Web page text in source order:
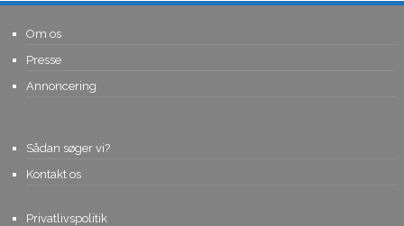
Om os
Presse
Annoncering
Sådan søger vi?
Kontakt os
Privatlivspolitik